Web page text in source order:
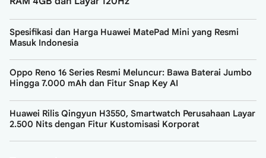
Spesifikasi dan Harga Huawei MatePad Mini yang Resmi
Masuk Indonesia
Oppo Reno 16 Series Resmi Meluncur: Bawa Baterai Jumbo
Hingga 7.000 mAh dan Fitur Snap Key AI
Huawei Rilis Qingyun H3550, Smartwatch Perusahaan Layar
2.500 Nits dengan Fitur Kustomisasi Korporat